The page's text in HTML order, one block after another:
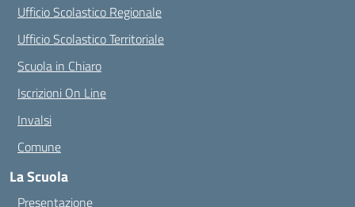
Ufficio Scolastico Regionale
Ufficio Scolastico Territoriale
Scuola in Chiaro
Iscrizioni On Line
Invalsi
Comune
La Scuola
Presentazione